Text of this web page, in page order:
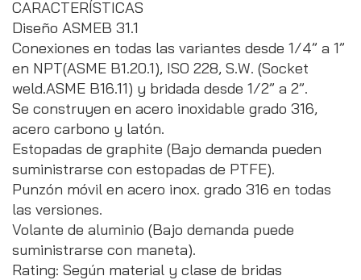
CARACTERÍSTICAS
Diseño ASMEB 31.1
Conexiones en todas las variantes desde 1/4” a 1”
en NPT(ASME B1.20.1), ISO 228, S.W. (Socket
weld.ASME B16.11) y bridada desde 1/2” a 2”.
Se construyen en acero inoxidable grado 316,
acero carbono y latón.
Estopadas de graphite (Bajo demanda pueden
suministrarse con estopadas de PTFE).
Punzón móvil en acero inox. grado 316 en todas
las versiones.
Volante de aluminio (Bajo demanda puede
suministrarse con maneta).
Rating: Según material y clase de bridas